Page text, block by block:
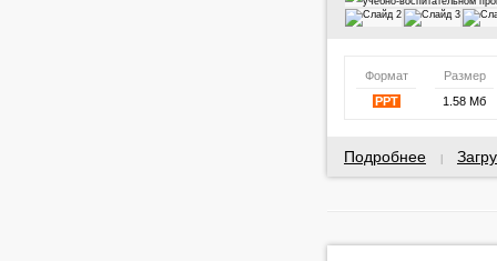
Формат
Размер
PPT
1.58 Мб
Подробнее